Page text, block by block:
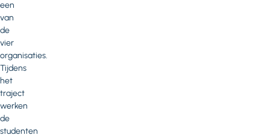
een
van
de
vier
organisaties.
Tijdens
het
traject
werken
de
studenten